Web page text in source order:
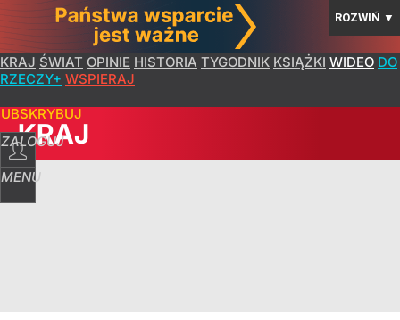
ROZWIŃ ▼
KRAJ ŚWIAT OPINIE HISTORIA TYGODNIK KSIĄŻKI WIDEO DO
RZECZY+ WSPIERAJ
ZALOGUJ
MENU
KRAJ